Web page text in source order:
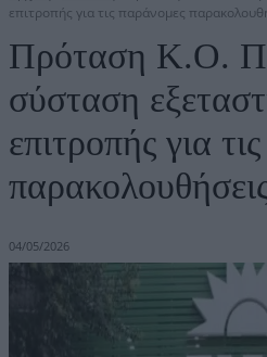
επιτροπής για τις παράνομες
Πρόταση Κ.Ο.
σύσταση
επιτροπής για
04/05/2026